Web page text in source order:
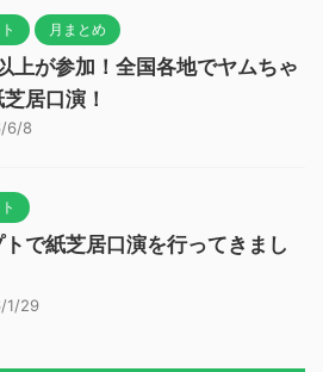
月まとめ
上が参加！全国各地でヤムちゃ
居口演！
6/8
トで紙芝居口演を行ってきまし
1/29